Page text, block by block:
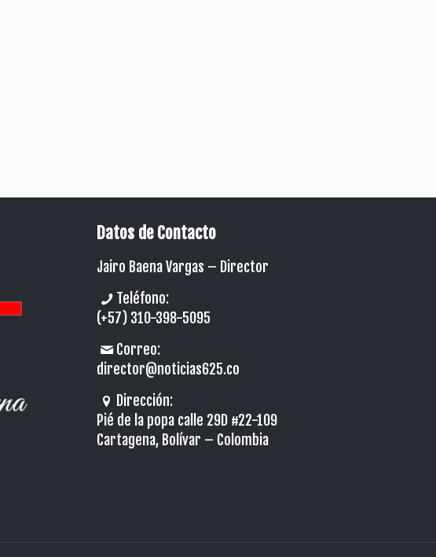
Datos de Contacto
Jairo Baena Vargas – Director
Teléfono:
(+57) 310-398-5095
Correo:
director@noticias625.co
Dirección:
Pié de la popa calle 29D #22-109
Cartagena, Bolívar – Colombia